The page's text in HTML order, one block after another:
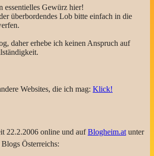
essentielles Gewürz hier!
überbordendes Lob bitte einfach in die
daher erhebe ich keinen Anspruch auf
Websites, die ich mag: Klick!
22.2.2006 online und aufBlogheim.at unter
Österreichs: